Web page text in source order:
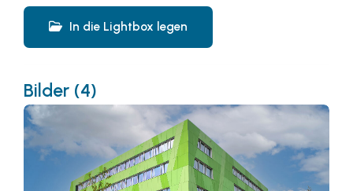
In die Lightbox legen
Bilder (4)